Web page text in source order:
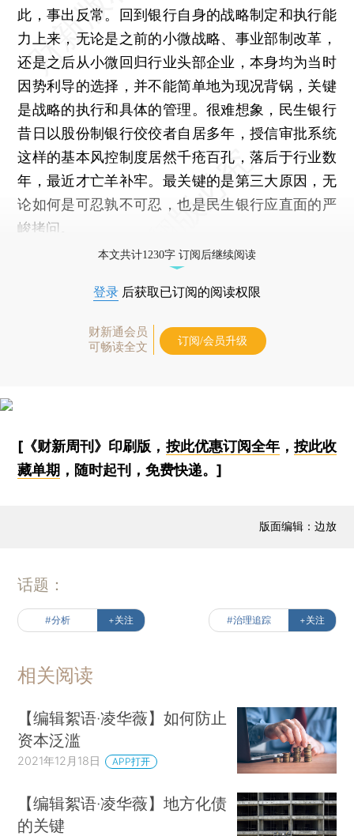
此，事出反常。回到银行自身的战略制定和执行能
力上来，无论是之前的小微战略、事业部制改革，
还是之后从小微回归行业头部企业，本身均为当时
因势利导的选择，并不能简单地为现况背锅，关键
是战略的执行和具体的管理。很难想象，民生银行
昔日以股份制银行佼佼者自居多年，授信审批系统
这样的基本风控制度居然千疮百孔，落后于行业数
年，最近才亡羊补牢。最关键的是第三大原因，无
论如何是可忍孰不可忍，也是民生银行应直面的严
峻拷问。
本文共计1230字 订阅后继续阅读
登录 后获取已订阅的阅读权限
财新通会员
可畅读全文
订阅/会员升级
[《财新周刊》印刷版， 按此优惠订阅全年， 按此收
藏单期 ，随时起刊，免费快递。]
版面编辑：边放
话题：
#分析 +关注 #治理追踪 +关注
相关阅读
【编辑絮语·凌华薇】如何防止
资本泛滥
2021年12月18日 APP打开
【编辑絮语·凌华薇】地方化债
的关键